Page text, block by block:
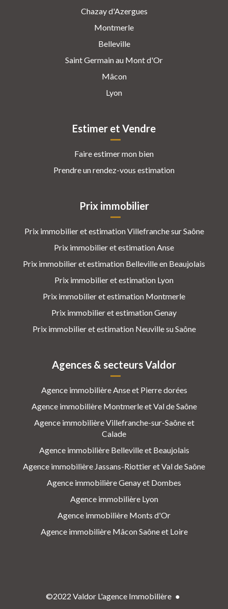
Chazay d'Azergues
Montmerle
Belleville
Saint Germain au Mont d'Or
Mâcon
Lyon
Estimer et Vendre
Faire estimer mon bien
Prendre un rendez-vous estimation
Prix immobilier
Prix immobilier et estimation Villefranche sur Saône
Prix immobilier et estimation Anse
Prix immobilier et estimation Belleville en Beaujolais
Prix immobilier et estimation Lyon
Prix immobilier et estimation Montmerle
Prix immobilier et estimation Genay
Prix immobilier et estimation Neuville su Saône
Agences & secteurs Valdor
Agence immobilière Anse et Pierre dorées
Agence immobilière Montmerle et Val de Saône
Agence immobilière Villefranche-sur-Saône et
Calade
Agence immobilière Belleville et Beaujolais
Agence immobilière Jassans-Riottier et Val de Saône
Agence immobilière Genay et Dombes
Agence immobilière Lyon
Agence immobilière Monts d'Or
Agence immobilière Mâcon Saône et Loire
©2022 Valdor L'agence Immobilière